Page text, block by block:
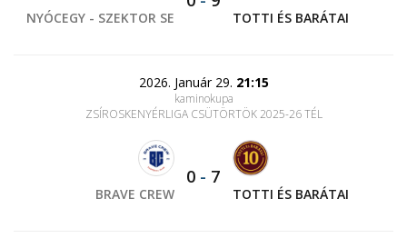
NYÓCEGY - SZEKTOR SE TOTTI ÉS BARÁTAI
2026. Január 29. 21:15
kaminokupa
ZSÍROSKENYÉRLIGA CSÜTÖRTÖK 2025-26 TÉL
BRAVE CREW
0 - 7
TOTTI ÉS BARÁTAI